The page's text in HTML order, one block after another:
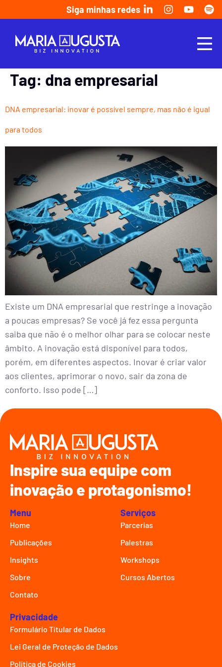
Siga minhas redes
Tag: dna empresarial
DNA empresarial: inovar é possível sempre, mas não é igual
para todos
Existe um DNA empresarial que restringe a inovação
a poucas empresas? Se você já fez essa pergunta
saiba que não é o melhor olhar para se colocar neste
âmbito. A inovação está disponível para todos,
porém, em diferentes aspectos. Inovar é criar valor
aos clientes, aprimorar o novo, sair da zona de
conforto. Isso pode […]
Inspire sua equipe com
inovação e protagonismo!
Menu
Home
Publicações
Insights
Sobre
Contato
Serviços
Parcerias
Palestras
Workshops
Cursos Abertos
Privacidade
Formulário Títular de Dados
Lei Geral de Proteção de Dados
Política de Cookies